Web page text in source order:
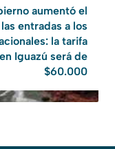
aumentó el
entradas a los
la tarifa
Iguazú será de
$60.000